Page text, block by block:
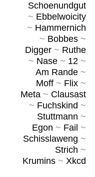
Schoenundgut
~ Ebbelwoicity
~ Hammernich
~ Bobbes~
Digger~ Ruthe
~ Nase~ 12~
Am Rande~
Moff~ Flix~
Meta~ Clausast
~ Fuchskind ~
Stuttmann ~
Egon ~ Fail ~
Schisslaweng ~
Strich ~
Krumins~ Xkcd